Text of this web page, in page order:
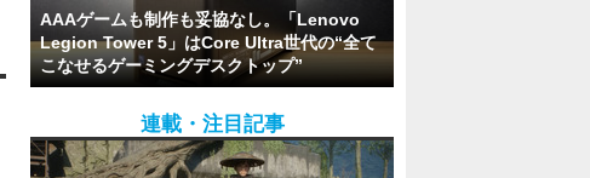
AAAゲームも制作も妥協なし。「Lenovo
Legion Tower 5」はCore Ultra世代の“全て
こなせるゲーミングデスクトップ”
連載・注目記事